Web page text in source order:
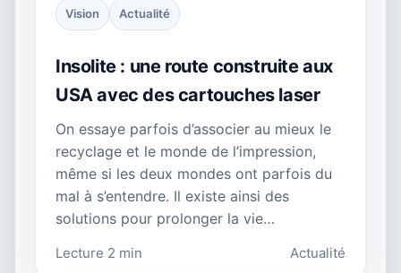
Vision Actualité
Insolite : une route construite aux
USA avec des cartouches laser
On essaye parfois d’associer au mieux le
recyclage et le monde de l’impression,
même si les deux mondes ont parfois du
mal à s’entendre. Il existe ainsi des
solutions pour prolonger la vie…
Lecture 2 min Actualité